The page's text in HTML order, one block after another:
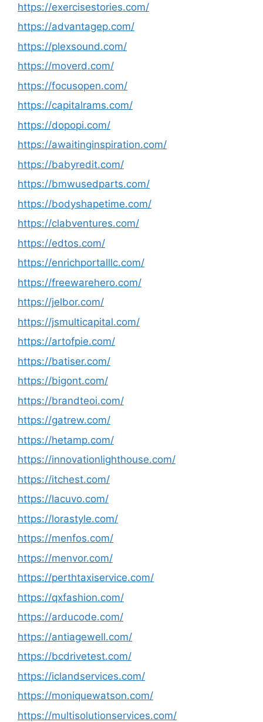
https://exercisestories.com/
https://advantagep.com/
https://plexsound.com/
https://moverd.com/
https://focusopen.com/
https://capitalrams.com/
https://dopopi.com/
https://awaitinginspiration.com/
https://babyredit.com/
https://bmwusedparts.com/
https://bodyshapetime.com/
https://clabventures.com/
https://edtos.com/
https://enrichportalllc.com/
https://freewarehero.com/
https://jelbor.com/
https://jsmulticapital.com/
https://artofpie.com/
https://batiser.com/
https://bigont.com/
https://brandteoi.com/
https://gatrew.com/
https://hetamp.com/
https://innovationlighthouse.com/
https://itchest.com/
https://lacuvo.com/
https://lorastyle.com/
https://menfos.com/
https://menvor.com/
https://perthtaxiservice.com/
https://qxfashion.com/
https://arducode.com/
https://antiagewell.com/
https://bcdrivetest.com/
https://iclandservices.com/
https://moniquewatson.com/
https://multisolutionservices.com/